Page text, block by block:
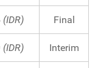
(IDR) Final
(IDR) Interim